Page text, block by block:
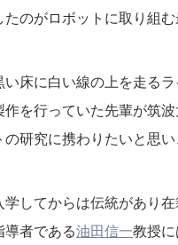
のがロボットに取り組む
い床に白い線の上を走る
作を行っていた先輩が筑
研究に携わりたいと思い
学してからは伝統があり
導者である油田信一教授